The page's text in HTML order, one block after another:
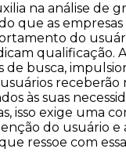
na análise de
que as
do
qualificação.
de busca,
receberão
às suas
isso exige uma
do usuário e
ressoe com